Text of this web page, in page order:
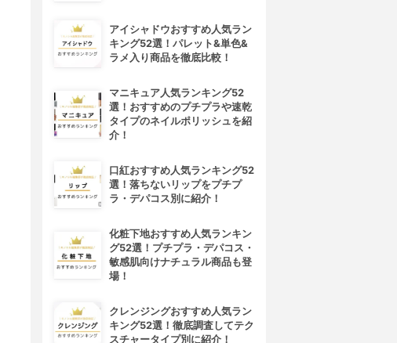
アイシャドウおすすめ人気ラン
キング52選！パレット&単色&
ラメ入り商品を徹底比較！
マニキュア人気ランキング52
選！おすすめのプチプラや速乾
タイプのネイルポリッシュを紹
介！
口紅おすすめ人気ランキング52
選！落ちないリップをプチプ
ラ・デパコス別に紹介！
化粧下地おすすめ人気ランキン
グ52選！プチプラ・デパコス・
敏感肌向けナチュラル商品も登
場！
クレンジングおすすめ人気ラン
キング52選！徹底調査してテク
スチャータイプ別に紹介！